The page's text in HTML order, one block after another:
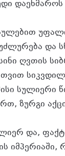
და
ღვთის
სულიერი
ზურგი
და,